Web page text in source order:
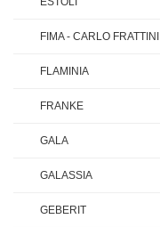
FIMA - CARLO FRATTINI
FLAMINIA
FRANKE
GALA
GALASSIA
GEBERIT